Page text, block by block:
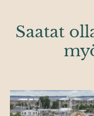
Saatat